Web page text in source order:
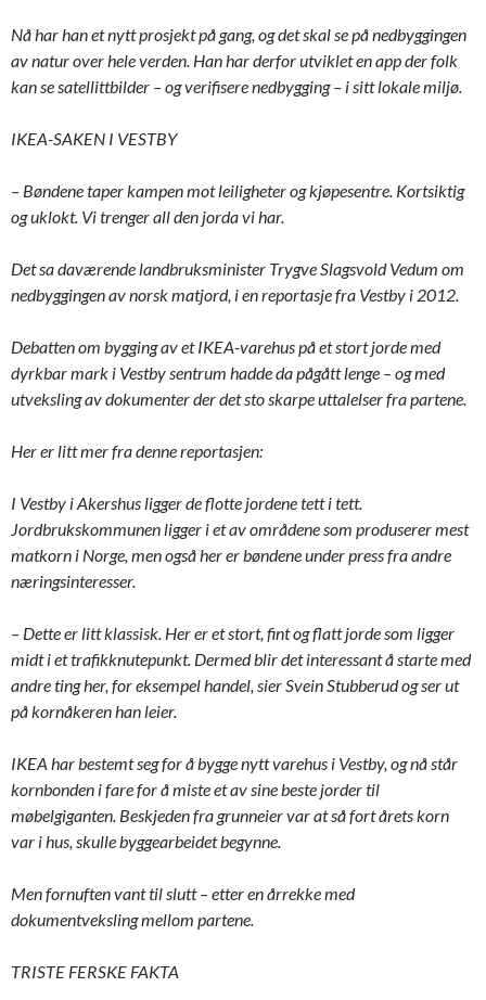
Nå har han et nytt prosjekt på gang, og det skal se på nedbyggingen
av natur over hele verden. Han har derfor utviklet en app der folk
kan se satellittbilder – og verifisere nedbygging – i sitt lokale miljø.
IKEA-SAKEN I VESTBY
– Bøndene taper kampen mot leiligheter og kjøpesentre. Kortsiktig
og uklokt. Vi trenger all den jorda vi har.
Det sa daværende landbruksminister Trygve Slagsvold Vedum om
nedbyggingen av norsk matjord, i en reportasje fra Vestby i 2012.
Debatten om bygging av et IKEA-varehus på et stort jorde med
dyrkbar mark i Vestby sentrum hadde da pågått lenge – og med
utveksling av dokumenter der det sto skarpe uttalelser fra partene.
Her er litt mer fra denne reportasjen:
I Vestby i Akershus ligger de flotte jordene tett i tett.
Jordbrukskommunen ligger i et av områdene som produserer mest
matkorn i Norge, men også her er bøndene under press fra andre
næringsinteresser.
– Dette er litt klassisk. Her er et stort, fint og flatt jorde som ligger
midt i et trafikknutepunkt. Dermed blir det interessant å starte med
andre ting her, for eksempel handel, sier Svein Stubberud og ser ut
på kornåkeren han leier.
IKEA har bestemt seg for å bygge nytt varehus i Vestby, og nå står
kornbonden i fare for å miste et av sine beste jorder til
møbelgiganten. Beskjeden fra grunneier var at så fort årets korn
var i hus, skulle byggearbeidet begynne.
Men fornuften vant til slutt – etter en årrekke med
dokumentveksling mellom partene.
TRISTE FERSKE FAKTA